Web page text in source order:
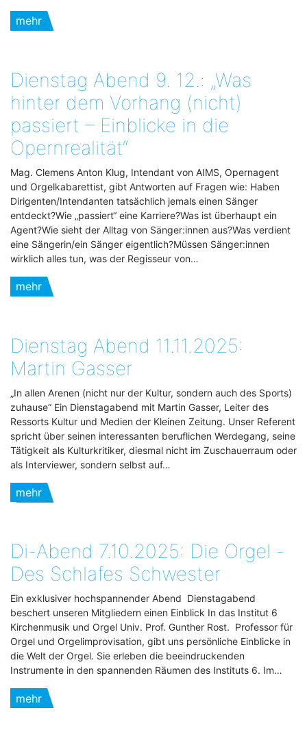
mehr
Dienstag Abend 9. 12.: „Was
hinter dem Vorhang (nicht)
passiert – Einblicke in die
Opernrealität“
Mag. Clemens Anton Klug, Intendant von AIMS, Opernagent
und Orgelkabarettist, gibt Antworten auf Fragen wie: Haben
Dirigenten/Intendanten tatsächlich jemals einen Sänger
entdeckt?Wie „passiert“ eine Karriere?Was ist überhaupt ein
Agent?Wie sieht der Alltag von Sänger:innen aus?Was verdient
eine Sängerin/ein Sänger eigentlich?Müssen Sänger:innen
wirklich alles tun, was der Regisseur von…
mehr
Dienstag Abend 11.11.2025:
Martin Gasser
„In allen Arenen (nicht nur der Kultur, sondern auch des Sports)
zuhause“ Ein Dienstagabend mit Martin Gasser, Leiter des
Ressorts Kultur und Medien der Kleinen Zeitung. Unser Referent
spricht über seinen interessanten beruflichen Werdegang, seine
Tätigkeit als Kulturkritiker, diesmal nicht im Zuschauerraum oder
als Interviewer, sondern selbst auf…
mehr
Di-Abend 7.10.2025: Die Orgel -
Des Schlafes Schwester
Ein exklusiver hochspannender Abend Dienstagabend
beschert unseren Mitgliedern einen Einblick In das Institut 6
Kirchenmusik und Orgel Univ. Prof. Gunther Rost. Professor für
Orgel und Orgelimprovisation, gibt uns persönliche Einblicke in
die Welt der Orgel. Sie erleben die beeindruckenden
Instrumente in den spannenden Räumen des Instituts 6. Im…
mehr